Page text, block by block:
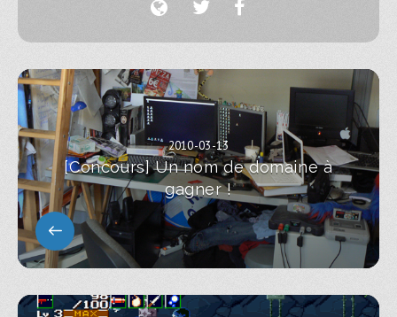
2010-03-13
[Concours] Un nom de domaine à
gagner !